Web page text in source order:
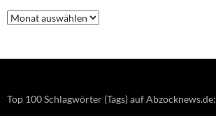
Nachrichten
–
Top 100 Schlagwörter (Tags) auf Abzocknews.de: